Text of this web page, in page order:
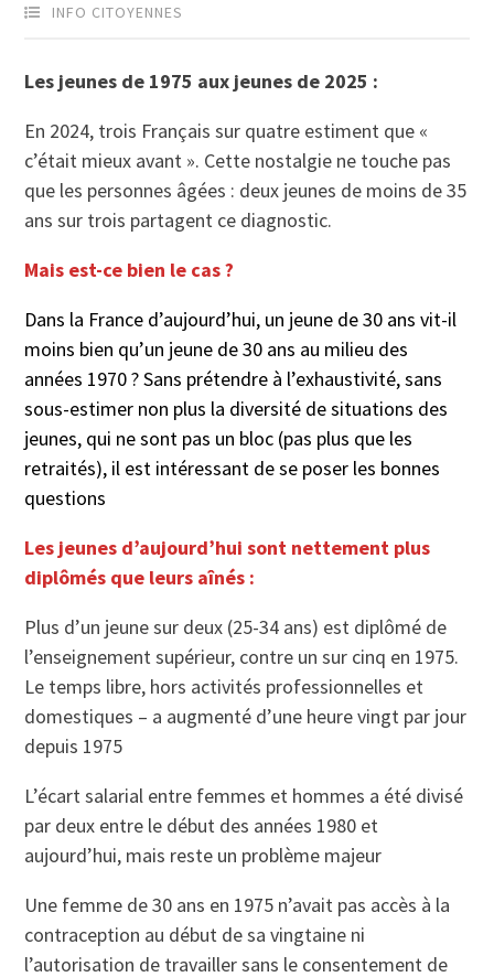
INFO CITOYENNES
Les jeunes de 1975 aux jeunes de 2025 :
En 2024, trois Français sur quatre estiment que «
c’était mieux avant ». Cette nostalgie ne touche pas
que les personnes âgées : deux jeunes de moins de 35
ans sur trois partagent ce diagnostic.
Mais est-ce bien le cas ?
Dans la France d’aujourd’hui, un jeune de 30 ans vit-il
moins bien qu’un jeune de 30 ans au milieu des
années 1970 ? Sans prétendre à l’exhaustivité, sans
sous-estimer non plus la diversité de situations des
jeunes, qui ne sont pas un bloc (pas plus que les
retraités), il est intéressant de se poser les bonnes
questions
Les jeunes d’aujourd’hui sont nettement plus
diplômés que leurs aînés :
Plus d’un jeune sur deux (25-34 ans) est diplômé de
l’enseignement supérieur, contre un sur cinq en 1975.
Le temps libre, hors activités professionnelles et
domestiques – a augmenté d’une heure vingt par jour
depuis 1975
L’écart salarial entre femmes et hommes a été divisé
par deux entre le début des années 1980 et
aujourd’hui, mais reste un problème majeur
Une femme de 30 ans en 1975 n’avait pas accès à la
contraception au début de sa vingtaine ni
l’autorisation de travailler sans le consentement de